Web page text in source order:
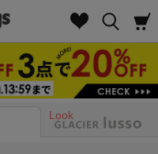
Look